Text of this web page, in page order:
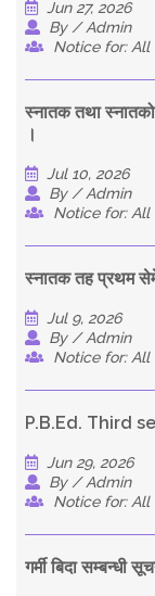
Jun 27, 2026
By / Admin
Notice for: All
स्नातक तथा
।
Jul 10, 2026
By / Admin
Notice for: All
स्नातक तह प्रथम
Jul 9, 2026
By / Admin
Notice for: All
P.B.Ed. Third
Jun 29, 2026
By / Admin
Notice for: All
गर्मी बिदा सम्बन्धी